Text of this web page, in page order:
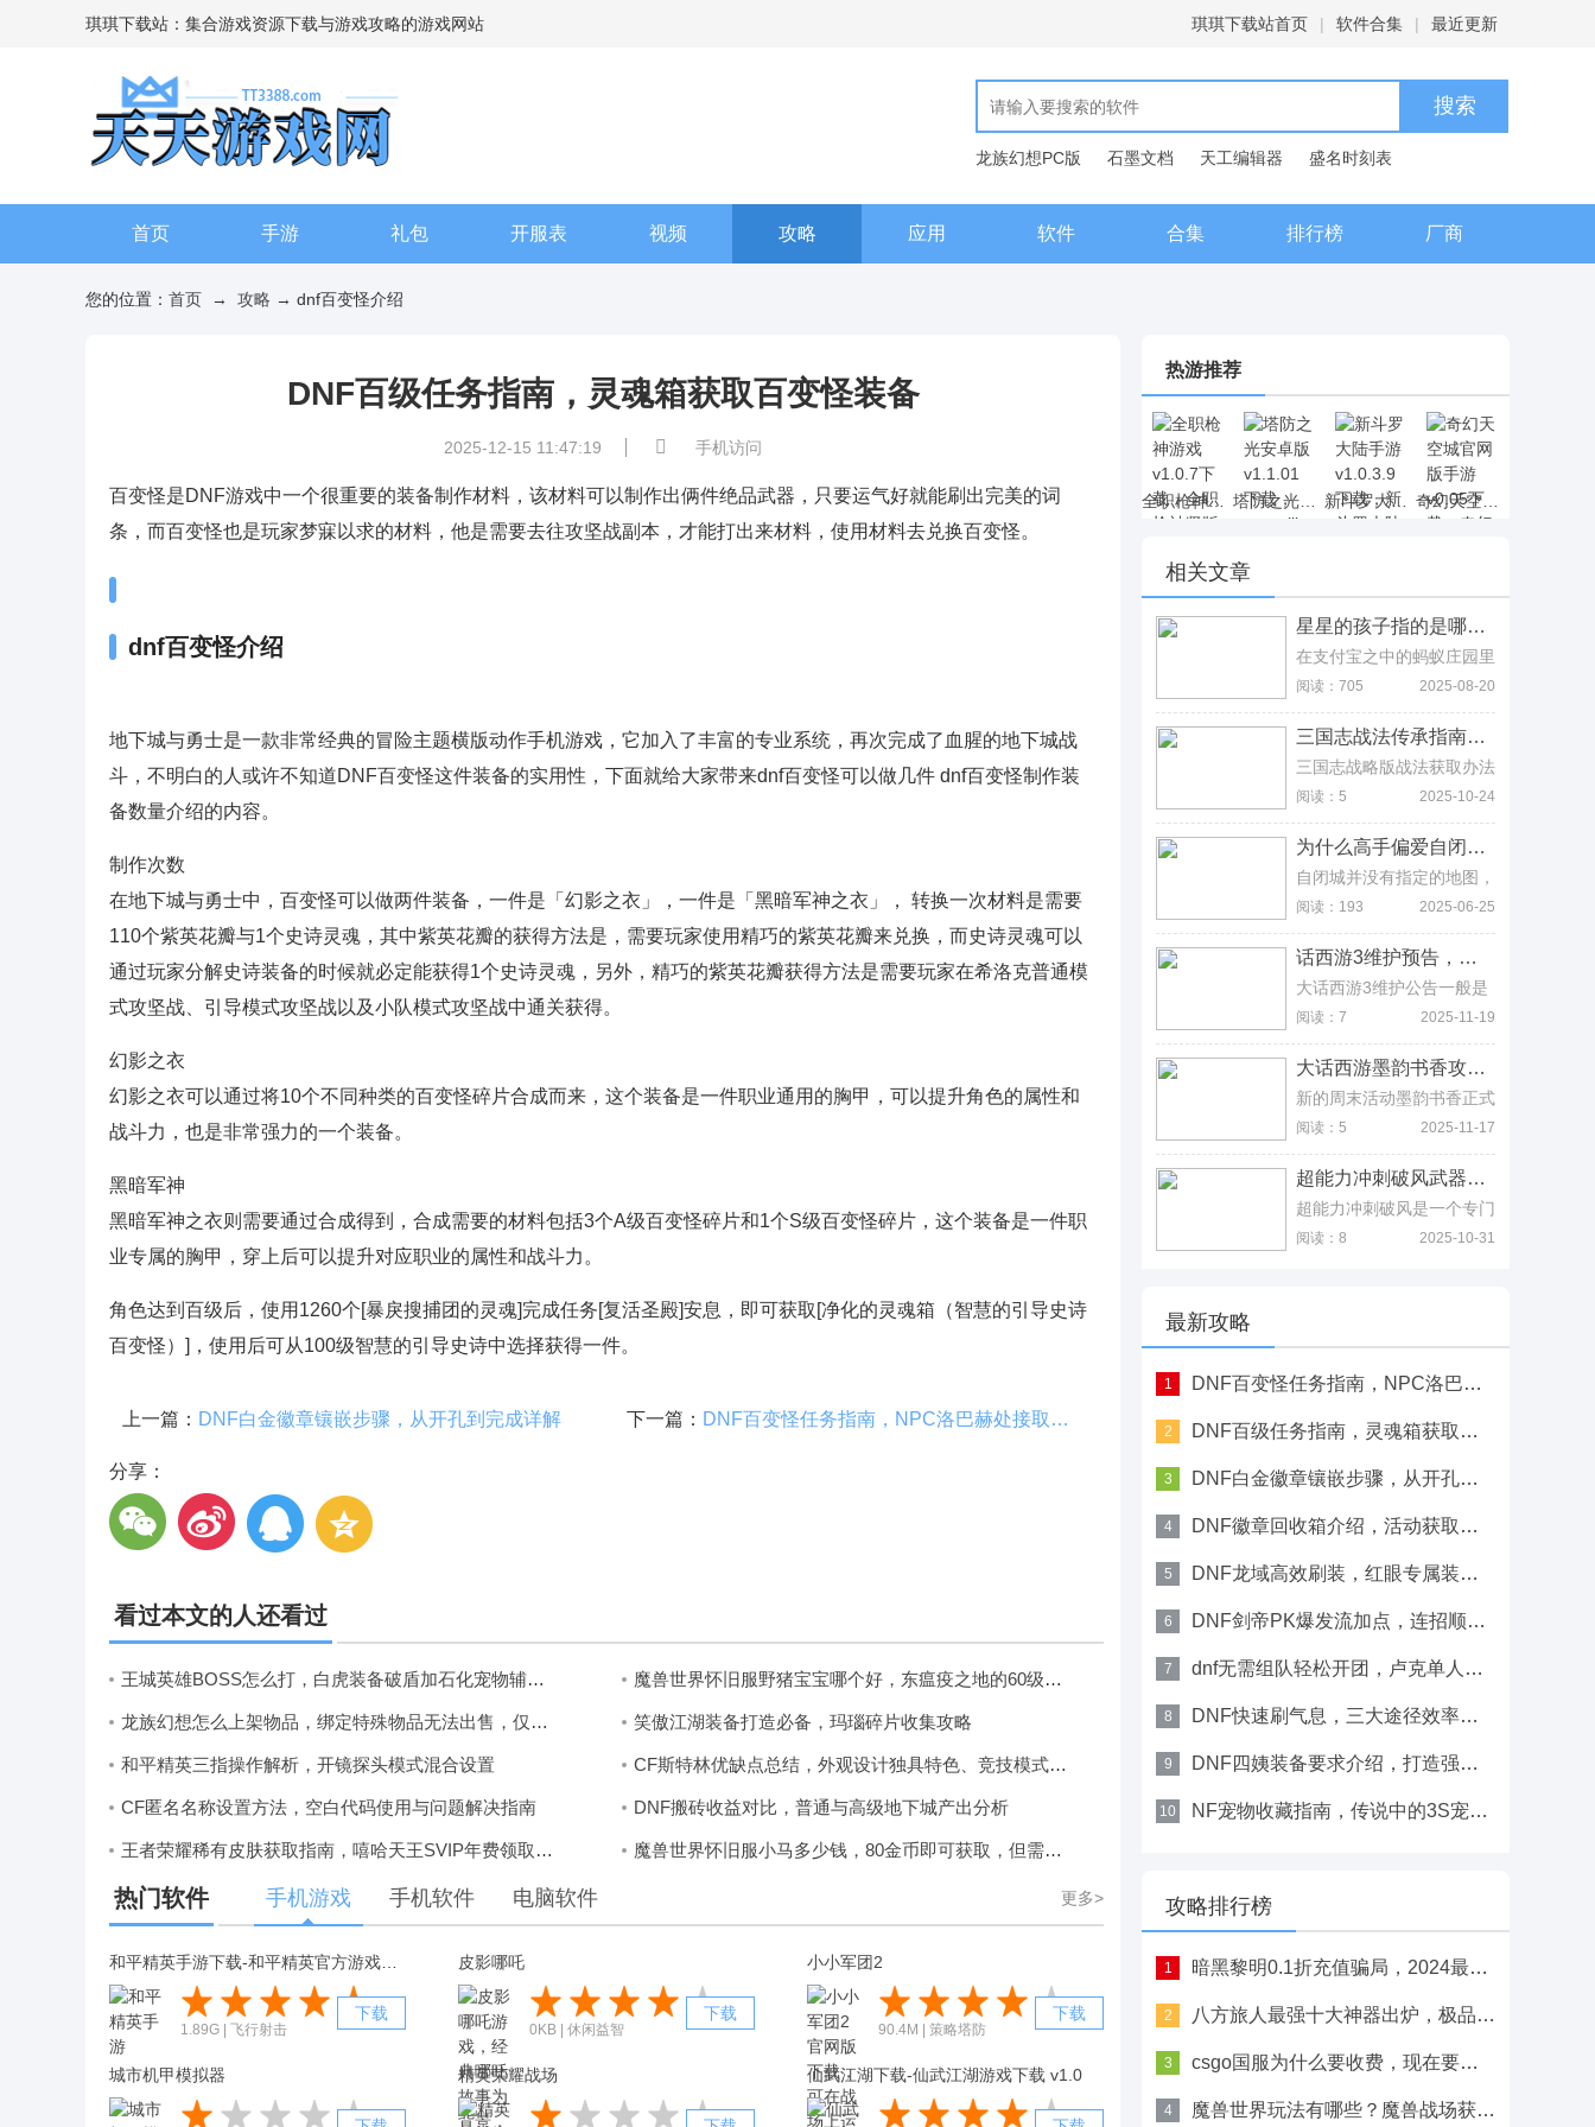
琪琪下载站：集合游戏资源下载与游戏攻略的游戏网站 琪琪下载站首页 | 软件合集 | 最近更新
龙族幻想PC版 石墨文档 天工编辑器
盛名时刻表
首页 手游 礼包 开服表 视频 攻略 应用 软件 合集 排行榜 厂商
您的位置： 首页 → 攻略 → dnf百变怪介绍
DNF百级任务指南，灵魂箱获取百变怪装备
2025-12-15 11:47:19 手机访问
百变怪是DNF游戏中一个很重要的装备制作材料，该材料可以制作出俩件绝品武器，只要运气好就能刷出完美的词
条，而百变怪也是玩家梦寐以求的材料，他是需要去往攻坚战副本，才能打出来材料，使用材料去兑换百变怪。
dnf百变怪介绍
地下城与勇士是一款非常经典的冒险主题横版动作手机游戏，它加入了丰富的专业系统，再次完成了血腥的地下城战
斗，不明白的人或许不知道DNF百变怪这件装备的实用性，下面就给大家带来dnf百变怪可以做几件 dnf百变怪制作装
备数量介绍的内容。
制作次数
在地下城与勇士中，百变怪可以做两件装备，一件是「幻影之衣」，一件是「黑暗军神之衣」， 转换一次材料是需要
110个紫英花瓣与1个史诗灵魂，其中紫英花瓣的获得方法是，需要玩家使用精巧的紫英花瓣来兑换，而史诗灵魂可以
通过玩家分解史诗装备的时候就必定能获得1个史诗灵魂，另外，精巧的紫英花瓣获得方法是需要玩家在希洛克普通模
式攻坚战、引导模式攻坚战以及小队模式攻坚战中通关获得。
幻影之衣
幻影之衣可以通过将10个不同种类的百变怪碎片合成而来，这个装备是一件职业通用的胸甲，可以提升角色的属性和
战斗力，也是非常强力的一个装备。
黑暗军神
黑暗军神之衣则需要通过合成得到，合成需要的材料包括3个A级百变怪碎片和1个S级百变怪碎片，这个装备是一件职
业专属的胸甲，穿上后可以提升对应职业的属性和战斗力。
角色达到百级后，使用1260个[暴戾搜捕团的灵魂]完成任务[复活圣殿]安息，即可获取[净化的灵魂箱（智慧的引导史诗
百变怪）]，使用后可从100级智慧的引导史诗中选择获得一件。
上一篇： DNF白金徽章镶嵌步骤，从开孔到完成详解 下一篇： DNF百变怪任务指南，NPC洛巴赫处接取方式
分享：
看过本文的人还看过
王城英雄BOSS怎么打，白虎装备破盾加石化宠物辅助，轻松拿金装 魔兽世界怀旧服野猪宝宝哪个好，东瘟疫之地的60级瘟疫野猪最佳
龙族幻想怎么上架物品，绑定特殊物品无法出售，仅非绑定物品可上架 笑傲江湖装备打造必备，玛瑙碎片收集攻略
和平精英三指操作解析，开镜探头模式混合设置 CF斯特林优缺点总结，外观设计独具特色、竞技模式表现乏力
CF匿名名称设置方法，空白代码使用与问题解决指南 DNF搬砖收益对比，普通与高级地下城产出分析
王者荣耀稀有皮肤获取指南，嘻哈天王SVIP年费领取攻略 魔兽世界怀旧服小马多少钱，80金币即可获取，但需练骑术
热门软件 手机游戏 手机软件 电脑软件 更多>
1.89G | 飞行射击
下载
皮影哪吒
0KB | 休闲益智
下载
小小军团2
90.4M | 策略塔防
下载
城市机甲模拟器 精英荣耀战场 仙武江湖下载-仙武江湖游戏下载 v1.0
热游推荐
全职枪神游戏 v1.0.7下载，全职枪神竖版射击手游下载 新斗罗大陆手游 v1.0.3.9下载，新斗罗大陆动漫卡牌手游下载
相关文章
星星的孩子指的是哪类群体，小鸡宝宝题目揭晓、是自闭症儿童 星星的孩子指的是哪类群体，小鸡宝宝题目揭晓、是自闭症儿童
在支付宝之中的蚂蚁庄园里
玩家们可以通过回答每天的
问题，来获取一些奖励道
守护星星的孩子项目中星星
的孩子指的是哪些群体吗?
阅读：705 2025-08-20
三国志战法传承指南，武将选择与战法拆解策略 三国志战法传承指南，武将选择与战法拆解策略
三国志战略版战法获取办法
有三种，常见的就是来自传
承，也就是玩家开启武将就
是界面战法里面有战法传
承，在这里可以看到所有战
过事件战法来获取，只是在
这里没有武将传承，这就是
游戏里面的所有战法来源
了，至于战法的运用，下面
就跟着文章慢慢整理。
阅读：5 2025-10-24
为什么高手偏爱自闭城，能从高强度混战中存活的玩家绝对大神 为什么高手偏爱自闭城，能从高强度混战中存活的玩家绝对大神
自闭城并没有指定的地图，
而是因为选择在这里跳伞的
玩家较多，一落地就能听到
戏开始打到中期，十分不适
合新手，如果新手选择在这
盒，游戏体验感十分差，有
一句玩笑话就是说被打到自
闭了，这也是自闭城的由
来。不同的地图之间都有自
闭城，雨林地图是训练基
地，海盗地图是军事基地，
雪地地图是航天基地，沙漠
地图则是皮卡多。和平精英
一局游戏中最多有100个玩
家，而一些地点，由于物资
丰富，所以成为很多玩家跳
阅读：193 2025-06-25
话西游3维护预告，战斗系统优化与界面迭代一览 话西游3维护预告，战斗系统优化与界面迭代一览
大话西游3维护公告一般是
早上8点出，且一般新年初
都是在1月8日~10日出公
早上8:00停机，进行每周例
行的维护工作，维护时间为
本次停机还将发布最新的客
户端补丁
（patch3.0.855），如果在
维护期间无法完成维护相关
事宜，开机时间将继续顺
延，请各位玩家相互转告，
阅读：7 2025-11-19
大话西游墨韵书香攻略，平民玩家资源全拿下指南 大话西游墨韵书香攻略，平民玩家资源全拿下指南
新的周末活动墨韵书香正式
在本周和大家见面了，活动
内容基本都是拼图，如女儿
图，每一个都有丰厚的奖
励，所以玩家千万不要错
氪金不多的情况下，活动资
亭怎么做，今天特意去做了
一下这个组队任务。
阅读：5 2025-11-17
超能力冲刺破风武器推荐，静香残月胖达获取指南 超能力冲刺破风武器推荐，静香残月胖达获取指南
超能力冲刺破风是一个专门
打后排的英雄，在游戏中拥
有秒杀对面远程输出角色的
当然平民玩家也可以考虑次
定要拉满才好。
阅读：8 2025-10-31
最新攻略
1 DNF百变怪任务指南，NPC洛巴赫处接取方式
2 DNF百级任务指南，灵魂箱获取百变怪装备
3 DNF白金徽章镶嵌步骤，从开孔到完成详解
4 DNF徽章回收箱介绍，活动获取特殊取下方式
5 DNF龙域高效刷装，红眼专属装备掉落位置
6 DNF剑帝PK爆发流加点，连招顺序与技能选择
7 dnf无需组队轻松开团，卢克单人模式进入与奖励说明
8 DNF快速刷气息，三大途径效率详解
9 DNF四姨装备要求介绍，打造强力人形恶魔的必备知识
10 NF宠物收藏指南，传说中的3S宠物获取与价值
攻略排行榜
1 暗黑黎明0.1折充值骗局，2024最新充值折扣对比详情
2 八方旅人最强十大神器出炉，极品六翼天使之枪详细获取方法
3 csgo国服为什么要收费，现在要收费吗？
4 魔兽世界玩法有哪些？魔兽战场获胜攻略